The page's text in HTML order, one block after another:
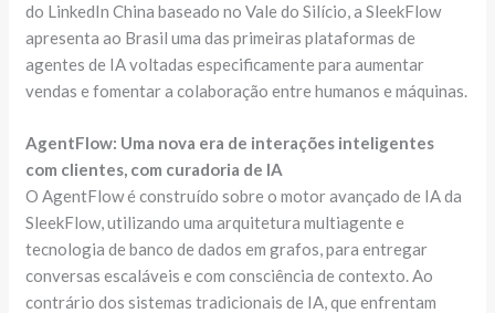
do LinkedIn China baseado no Vale do Silício, a SleekFlow
apresenta ao Brasil uma das primeiras plataformas de
agentes de IA voltadas especificamente para aumentar
vendas e fomentar a colaboração entre humanos e máquinas.
AgentFlow: Uma nova era de interações inteligentes
com clientes, com curadoria de IA
O AgentFlow é construído sobre o motor avançado de IA da
SleekFlow, utilizando uma arquitetura multiagente e
tecnologia de banco de dados em grafos, para entregar
conversas escaláveis e com consciência de contexto. Ao
contrário dos sistemas tradicionais de IA, que enfrentam